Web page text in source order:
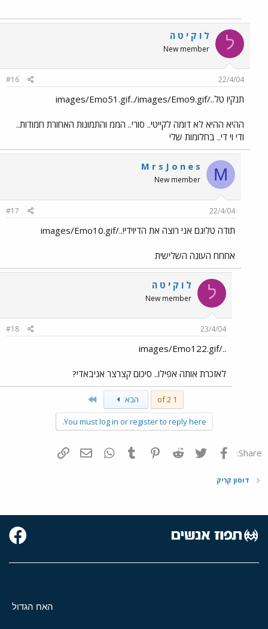
ל ל ו ק י ט ה
New member
22/4/04
#16
תנקיו טל../images/Emo51.gif../images/Emo9.gif
ההיא ההיא לא דומה לקייטי.. סורי.. הממ והתמונות האחורת חמודות..
ודי וי די.. בחלומות שלי
M
M r s J o n e s
New member
22/4/04
#17
תודה טל!גם אני רוצה את הדיוידי!../images/Emo10.gif
אחחח העונה השלישית
ל ל ו ק י ט ה
New member
23/4/04
#18
../images/Emo122.gif
לאזכרת אותה אפילו.. סיכום קצרצר אניבאדי?
1 of 2 הבא
You must log in or register to reply here.
Share: פייסבוק Twitter
Reddit
Pinterest
Tumblr
WhatsAppדואר אלקטרוני
דוסון קריק
האח הגדול